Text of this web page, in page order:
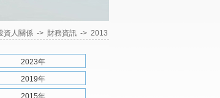
資人關係-> 財務資訊-> 2013
2023年
2019年
2015年